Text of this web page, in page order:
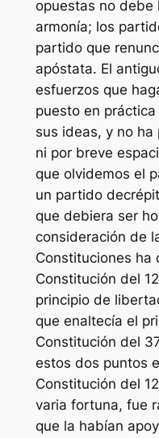
opuestas no debe
armonía; los
partido que
apóstata. El
esfuerzos que
puesto en
sus ideas, y no
ni por breve
que olvidemos el
un partido
que debiera ser
consideración de
Constituciones ha
Constitución del
principio de
que enaltecía el
Constitución del
estos dos puntos
Constitución del
varia fortuna, fue
que la habían